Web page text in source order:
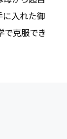
に入れた御
で克服でき